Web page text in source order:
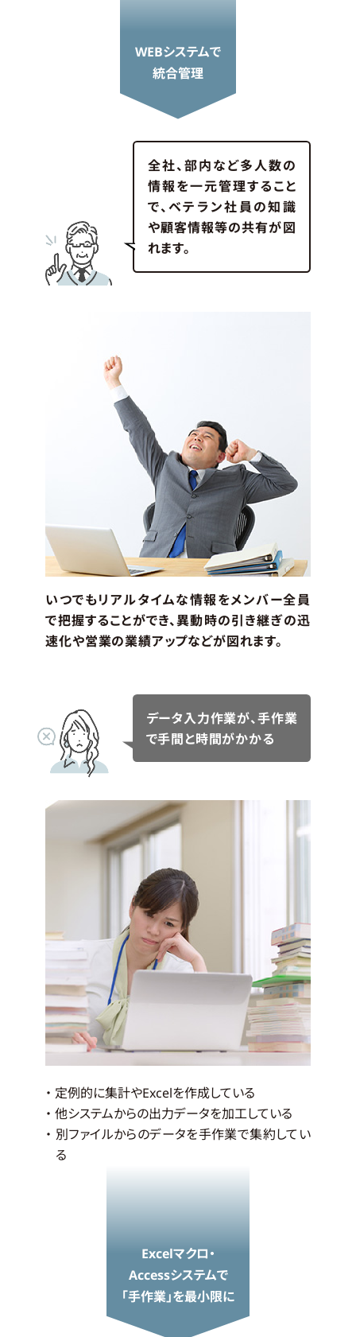
WEBシステムで
統合管理
全社、部内など多人数の
情報を一元管理すること
で、ベテラン社員の知識
や顧客情報等の共有が図
れます。
いつでもリアルタイムな情報をメンバー全員
で把握することができ、異動時の引き継ぎの迅
速化や営業の業績アップなどが図れます。
データ入力作業が、手作業
で手間と時間がかかる
・ 定例的に集計やExcelを作成している
・ 他システムからの出力データを加工している
・ 別ファイルからのデータを手作業で集約してい
る
Excelマクロ・
Accessシステムで
「手作業」を最小限に